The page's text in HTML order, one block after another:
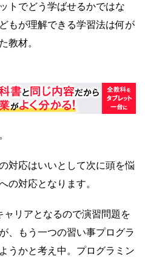
トでどう学ばせるかではな
もが理解できる学習法は何が
教材。
対応はいいとして次に頭を悩
の対応となります。
リアとなるので演習問題を
、もう一つの習い事プログラ
うかと考え中。プログラミン